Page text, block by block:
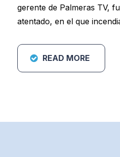
gerente de Palmeras TV,
atentado, en el que
READ MORE